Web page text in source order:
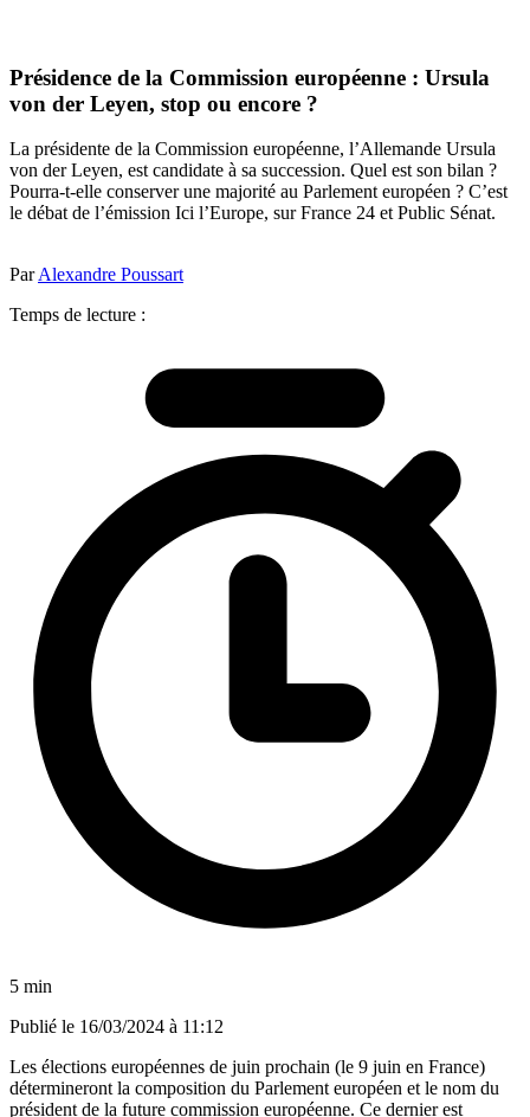
Présidence de la Commission européenne : Ursula
von der Leyen, stop ou encore ?
La présidente de la Commission européenne, l’Allemande Ursula
von der Leyen, est candidate à sa succession. Quel est son bilan ?
Pourra-t-elle conserver une majorité au Parlement européen ? C’est
le débat de l’émission Ici l’Europe, sur France 24 et Public Sénat.
ParAlexandre Poussart
Temps de lecture :
5 min
Publié le 16/03/2024 à 11:12
Les élections européennes de juin prochain (le 9 juin en France)
détermineront la composition du Parlement européen et le nom du
président de la future commission européenne. Ce dernier est